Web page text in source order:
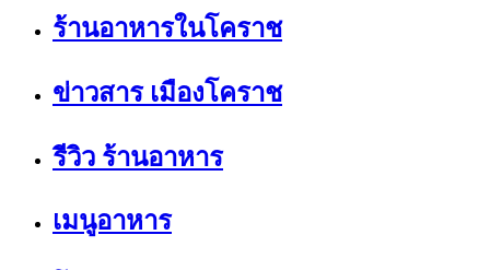
ร้านอาหารในโคราช
ข่าวสาร เมืองโคราช
รีวิว ร้านอาหาร
เมนูอาหาร